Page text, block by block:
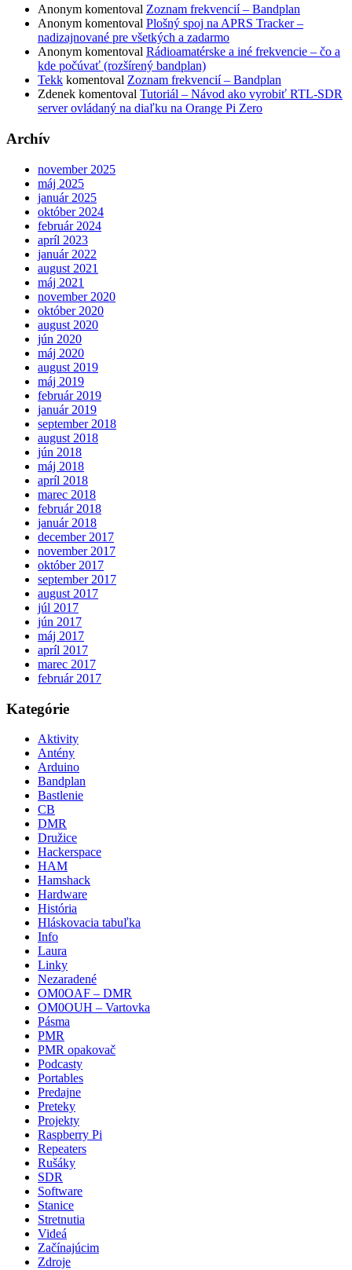
Anonym komentoval Zoznam frekvencií – Bandplan
Anonym komentoval Plošný spoj na APRS Tracker –
nadizajnované pre všetkých a zadarmo
Anonym komentoval Rádioamatérske a iné frekvencie – čo a
kde počúvať (rozšírený bandplan)
Tekk komentoval Zoznam frekvencií – Bandplan
Zdenek komentoval Tutoriál – Návod ako vyrobiť RTL-SDR
server ovládaný na diaľku na Orange Pi Zero
Archív
november 2025
máj 2025
január 2025
október 2024
február 2024
apríl 2023
január 2022
august 2021
máj 2021
november 2020
október 2020
august 2020
jún 2020
máj 2020
august 2019
máj 2019
február 2019
január 2019
september 2018
august 2018
jún 2018
máj 2018
apríl 2018
marec 2018
február 2018
január 2018
december 2017
november 2017
október 2017
september 2017
august 2017
júl 2017
jún 2017
máj 2017
apríl 2017
marec 2017
február 2017
Kategórie
Aktivity
Antény
Arduino
Bandplan
Bastlenie
CB
DMR
Družice
Hackerspace
HAM
Hamshack
Hardware
História
Hláskovacia tabuľka
Info
Laura
Linky
Nezaradené
OM0OAF – DMR
OM0OUH – Vartovka
Pásma
PMR
PMR opakovač
Podcasty
Portables
Predajne
Preteky
Projekty
Raspberry Pi
Repeaters
Rušáky
SDR
Software
Stanice
Stretnutia
Videá
Začínajúcim
Zdroje